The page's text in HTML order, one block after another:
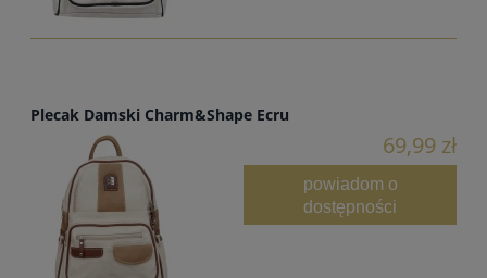
Plecak Damski Charm&Shape Ecru
69,99 zł
powiadom o
dostępności